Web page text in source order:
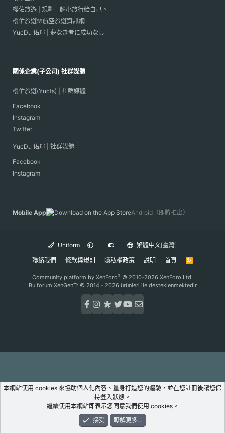
櫻佑旅遊 | 規劃一趟小旅行給自己。
櫻佑旅遊🌸航空旅遊資訊網
YucDu 佑瑄 | 夢なき者に成功なし
關係企業(子公司) 社群媒體
櫻佑旅遊(Yucts) | 社群媒體
Facebook
Instagram
Twitter
YucDu 佑瑄 | 社群媒體
Facebook
Instagram
Mobile App Android（即將推出）
Uniform
繁體中文[臺灣]
聯絡我們
條款與規則 隱私權政策 說明 首頁
R
Community platform by XenForo® © 2010-2026 XenForo Ltd.
Bu forum XenGenTr © 2014 - 2026 ürünleri ile desteklenmektedir
登入
本網站使用 cookies 來協助個人化內容、量身打造您的體驗，並在您註冊後讓您保
持登入狀態。
繼續使用本網站即表示您同意我們使用 cookies。
接受
瞭解更多…